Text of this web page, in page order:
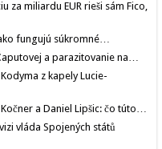
za miliardu EUR rieši sám Fico,
fungujú súkromné…
a parazitovanie na…
z kapely Lucie-
Kočner a Daniel Lipšic: čo túto…
vláda Spojených států